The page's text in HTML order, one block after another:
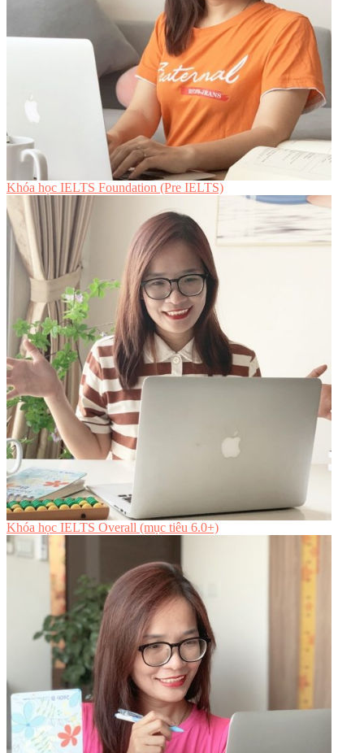
Khóa học IELTS Foundation (Pre IELTS)
Khóa học IELTS Overall (mục tiêu 6.0+)